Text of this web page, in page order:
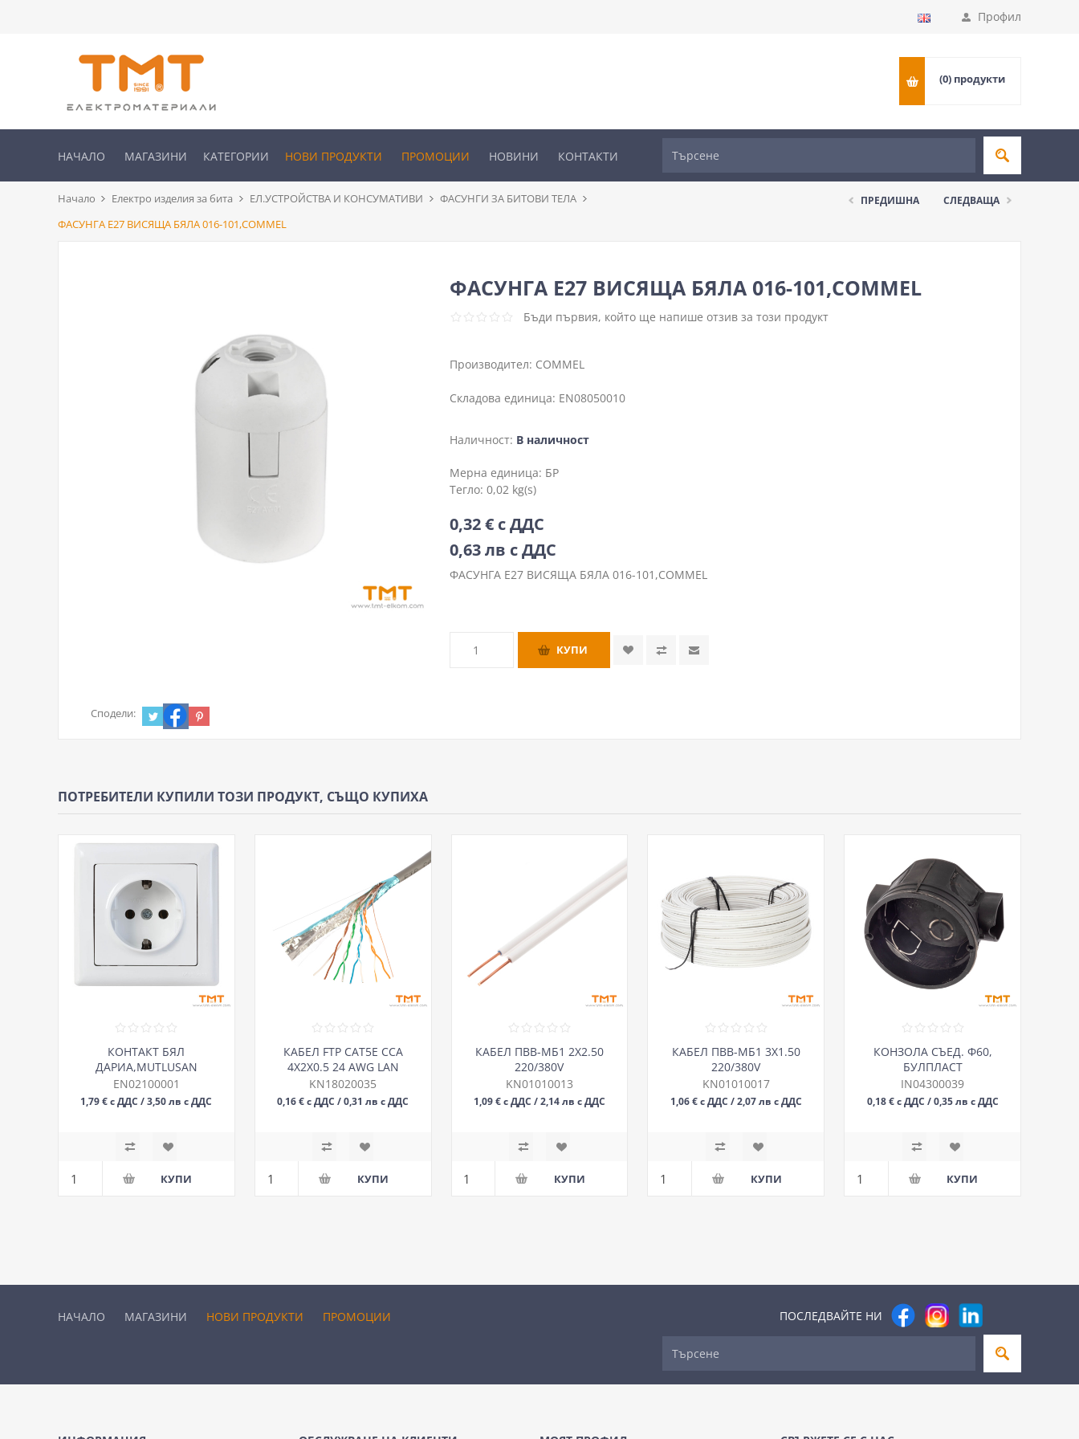
Профил
(0) продукти
НАЧАЛО МАГАЗИНИ КАТЕГОРИИ НОВИ ПРОДУКТИ ПРОМОЦИИ НОВИНИ КОНТАКТИ
Начало Електро изделия за бита ЕЛ.УСТРОЙСТВА И КОНСУМАТИВИ
ФАСУНГИ ЗА БИТОВИ ТЕЛА
ФАСУНГА Е27 ВИСЯЩА БЯЛА 016-101,COMMEL
ПРЕДИШНА СЛЕДВАЩА
ФАСУНГА Е27 ВИСЯЩА БЯЛА 016-101,COMMEL
Бъди първия, който ще напише отзив за този продукт
Производител: COMMEL
Складова единица: EN08050010
Наличност: В наличност
Мерна единица: БР
Тегло:0,02 kg(s)
0,32 € с ДДС
0,63 лв с ДДС
ФАСУНГА Е27 ВИСЯЩА БЯЛА 016-101,COMMEL
Сподели:
ПОТРЕБИТЕЛИ КУПИЛИ ТОЗИ ПРОДУКТ, СЪЩО КУПИХА
КОНТАКТ БЯЛ
ДАРИА,MUTLUSAN
EN02100001
1,79 € с ДДС / 3,50 лв с ДДС
КАБЕЛ FTP CAT5E CCA
4Х2Х0.5 24 AWG LAN
КАБЕЛ, ТМТ
KN18020035
0,16 € с ДДС / 0,31 лв с ДДС
КАБЕЛ ПВВ-МБ1 2Х2.50
220/380V
KN01010013
1,09 € с ДДС / 2,14 лв с ДДС
КАБЕЛ ПВВ-МБ1 3Х1.50
220/380V
KN01010017
1,06 € с ДДС / 2,07 лв с ДДС
КОНЗОЛА СЪЕД. Ф60,
БУЛПЛАСТ
IN04300039
0,18 € с ДДС / 0,35 лв с ДДС
ПОСЛЕДВАЙТЕ НИ
НАЧАЛО МАГАЗИНИ НОВИ ПРОДУКТИ ПРОМОЦИИ